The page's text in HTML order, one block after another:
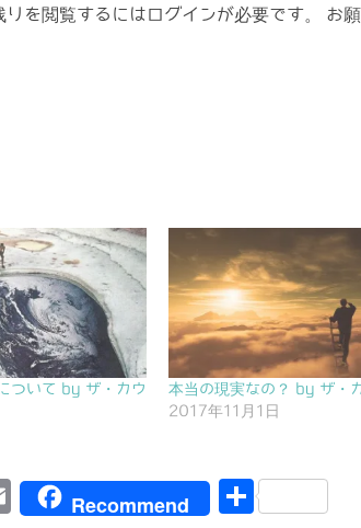
りを閲覧するにはログインが必要です。 お
ついて by ザ・カウ
本当の現実なの？ by ザ・
2017年11月1日
E
Recommend
共